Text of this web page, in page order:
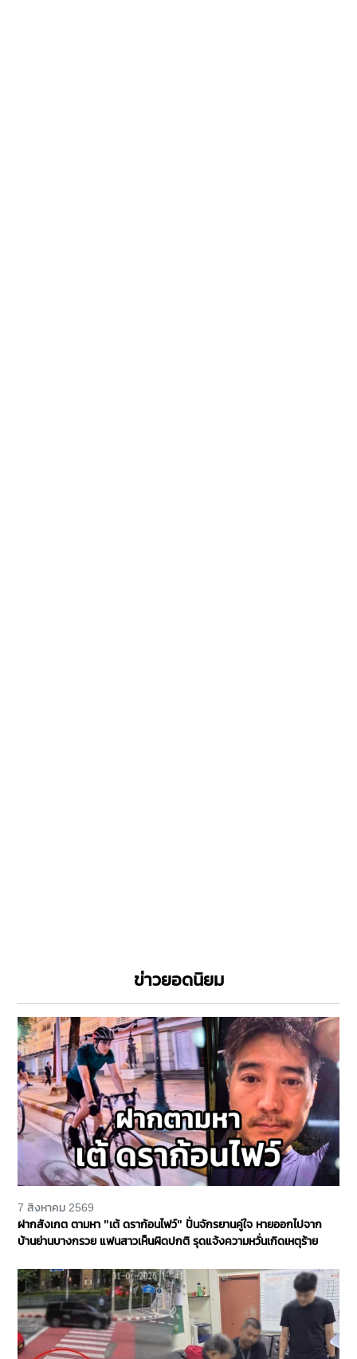
ข่าวยอดนิยม
7 สิงหาคม 2569
ฝากสังเกต ตามหา "เต้ ดราก้อนไฟว์" ปั่นจักรยานคู่ใจ หายออกไปจาก
บ้านย่านบางกรวย แฟนสาวเห็นผิดปกติ รุดแจ้งความหวั่นเกิดเหตุร้าย